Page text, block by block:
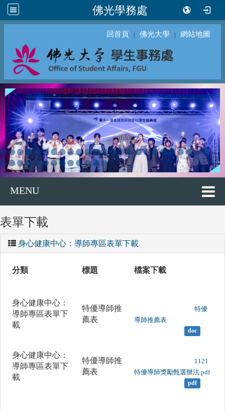
佛光學務處
回首頁 ｜ 佛光大學 ｜ 網站地圖
MENU
表單下載
身心健康中心：導師專區表單下載
分類 標題 檔案下載
身心健康中心：
導師專區表單下
載
特優導師推
薦表
導師推薦表
doc
身心健康中心：
導師專區表單下
載
特優導師推
薦表
特優導師獎勵甄選辦法.pdf
pdf